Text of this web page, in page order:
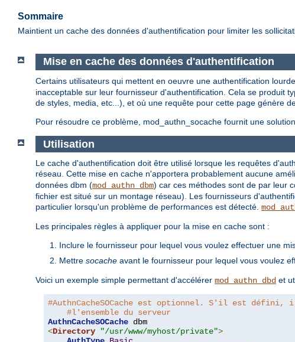
Sommaire
Maintient un cache des données d'authentification pour limiter les
Mise en cache des données d'authentification
Certains utilisateurs qui mettent en oeuvre une authentification
inacceptable sur leur fournisseur d'authentification. Cela se produit
de styles, media, etc...), et où une requête pour cette page génère
Pour résoudre ce problème, mod_authn_socache fournit une
Utilisation
Le cache d'authentification doit être utilisé lorsque les requêtes
réseau. Cette mise en cache n'apportera probablement aucune
données dbm (mod_authn_dbm) car ces méthodes sont de par leur
fichier est situé sur un montage réseau). Les fournisseurs
particulier lorsqu'un problème de performances est détecté.
Les principales règles à appliquer pour la mise en cache sont :
Inclure le fournisseur pour lequel vous voulez effectuer une
Mettre socache avant le fournisseur pour lequel vous voulez
Voici un exemple simple permettant d'accélérer mod_authn_dbd et
#AuthnCacheSOCache est optionnel. S'il est
#l'ensemble du serveur
AuthnCacheSOCache
<Directory "/usr/www/myhost/private">